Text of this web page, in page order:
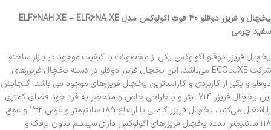
یخچال و فریزر دوقلو 40 فوت اکولوکس مدل ELF6NAH XE – ELR6NA XE
سفید چرمی
یخچال فریزر دوقلو اکولوکس یکی از محصولات با کیفیت موجود در بازار ساخته
شرکت ECOLUXE می‌باشد. این یخچال فریزر دوقلو در دسته یخچال فریزرهای
دوقلو و يكي از کاربردی و كارآمدترین یخچال فریزرهای موجود می باشد. گنجایش
این یخچال فریزر 714 لیتر و با طراحی خاص و منحصر به فرد خود فضاي كمتري
را اشغال مي‌كنند. یخچال فریزر کامبی با ارتفاع 185 سانتیمتر و عرض 132 و عمق
118 سانتیمتر است. یخچال فریزرهای اکولوکس دارای سیستم بدون برفک و